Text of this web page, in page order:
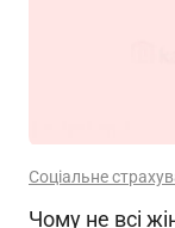
Соціальне
Чому не всі